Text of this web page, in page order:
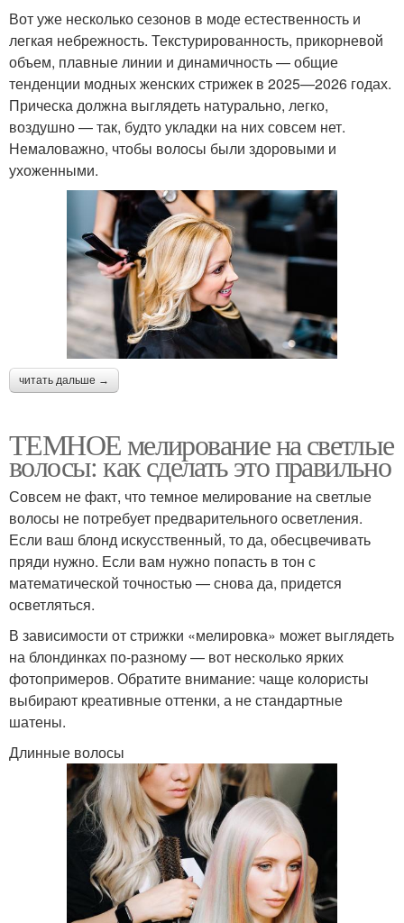
Вот уже несколько сезонов в моде естественность и
легкая небрежность. Текстурированность, прикорневой
объем, плавные линии и динамичность — общие
тенденции модных женских стрижек в 2025—2026 годах.
Прическа должна выглядеть натурально, легко,
воздушно — так, будто укладки на них совсем нет.
Немаловажно, чтобы волосы были здоровыми и
ухоженными.
читать дальше →
ТЕМНОЕ мелирование на светлые
волосы: как сделать это правильно
Совсем не факт, что темное мелирование на светлые
волосы не потребует предварительного осветления.
Если ваш блонд искусственный, то да, обесцвечивать
пряди нужно. Если вам нужно попасть в тон с
математической точностью — снова да, придется
осветляться.
В зависимости от стрижки «мелировка» может выглядеть
на блондинках по-разному — вот несколько ярких
фотопримеров. Обратите внимание: чаще колористы
выбирают креативные оттенки, а не стандартные
шатены.
Длинные волосы